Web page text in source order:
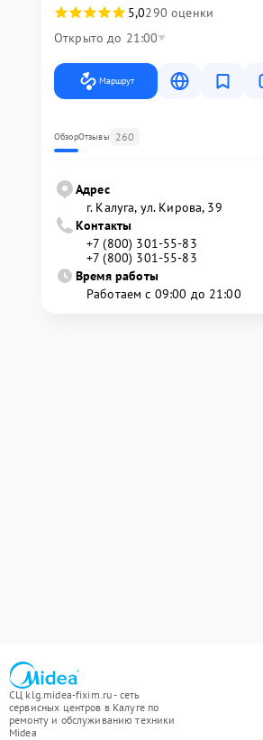
5,0290 оценки
Открыто до 21:00
Маршрут
ОбзорОтзывы 260
Адрес
г. Калуга, ул. Кирова, 39
Контакты
+7 (800) 301-55-83
+7 (800) 301-55-83
Время работы
Работаем с 09:00 до 21:00
СЦ klg.midea-fixim.ru - сеть
сервисных центров в Калуге по
ремонту и обслуживанию техники
Midea